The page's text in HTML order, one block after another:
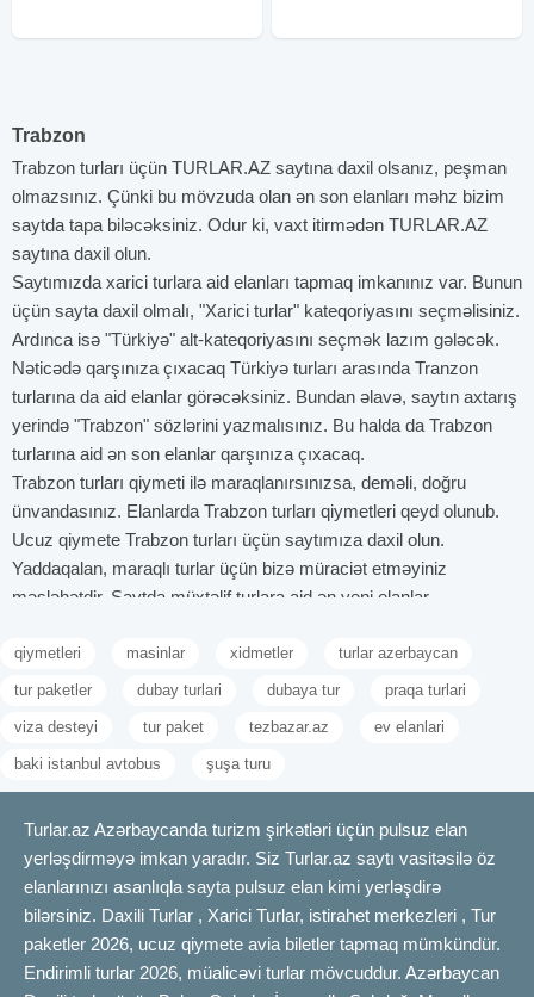
Trabzon
Trabzon turları üçün TURLAR.AZ saytına daxil olsanız, peşman
olmazsınız. Çünki bu mövzuda olan ən son elanları məhz bizim
saytda tapa biləcəksiniz. Odur ki, vaxt itirmədən TURLAR.AZ
saytına daxil olun.
Saytımızda xarici turlara aid elanları tapmaq imkanınız var. Bunun
üçün sayta daxil olmalı, "Xarici turlar" kateqoriyasını seçməlisiniz.
Ardınca isə "Türkiyə" alt-kateqoriyasını seçmək lazım gələcək.
Nəticədə qarşınıza çıxacaq Türkiyə turları arasında Tranzon
turlarına da aid elanlar görəcəksiniz. Bundan əlavə, saytın axtarış
yerində "Trabzon" sözlərini yazmalısınız. Bu halda da Trabzon
turlarına aid ən son elanlar qarşınıza çıxacaq.
Trabzon turları qiymeti ilə maraqlanırsınızsa, deməli, doğru
ünvandasınız. Elanlarda Trabzon turları qiymetleri qeyd olunub.
Ucuz qiymete Trabzon turları üçün saytımıza daxil olun.
Yaddaqalan, maraqlı turlar üçün bizə müraciət etməyiniz
məsləhətdir. Saytda müxtəlif turlara aid ən yeni elanlar
hansı bir sualınız olarsa, elanlardakı əlaqə nömrəsini yığmaqla
sualınıza cavab ala bilərsiniz. Ən ucuz qiymətli elanları axtar tap
Trabzon turları ilə bağlı axtarışda olanlar başqa saytlarda vaxt
itirməsinlər. Çünki bu mövzuda olan ən sərfəli elanlar məhz bizim
saytdadır. Saytımızda Trabzon turlarına aid elanlar da gündəlik
yenilənir. Bu isə o deməkdir ki, ən yeni elanları məhz bizim saytda
tapa biləcəksiniz.
Trabzon turu, baki trabzon, trabzon turlari, batumi trabzon turlari,
trabzon rize, trabzon kapadokya turu, batumi trabzon, trabzon
uzungol turu, trabzon batumi, trabzon rize ve batumi turu elanları
üçün TURLAR.AZ saytına daxil olun!
qiymetleri masinlar xidmetler turlar azerbaycan
tur paketler dubay turlari dubaya tur praqa turlari
viza desteyi tur paket tezbazar.az ev elanlari
baki istanbul avtobus şuşa turu
Turlar.az Azərbaycanda turizm şirkətləri üçün pulsuz elan
yerləşdirməyə imkan yaradır. Siz Turlar.az saytı vasitəsilə öz
elanlarınızı asanlıqla sayta pulsuz elan kimi yerləşdirə
bilərsiniz. Daxili Turlar , Xarici Turlar, istirahet merkezleri , Tur
paketler 2026, ucuz qiymete avia biletler tapmaq mümkündür.
Endirimli turlar 2026, müalicəvi turlar mövcuddur. Azərbaycan